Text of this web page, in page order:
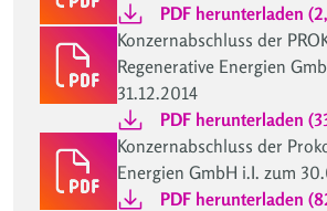
PDF herunterladen
Konzernabschluss der
Regenerative Energien
31.12.2014
PDF herunterladen
Konzernabschluss der
Energien GmbH i.I. zum
PDF herunterladen